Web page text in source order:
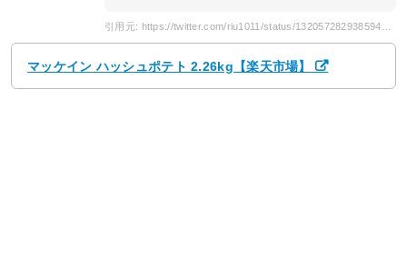
マッケイン ハッシュポテト 2.26kg【楽天市場】